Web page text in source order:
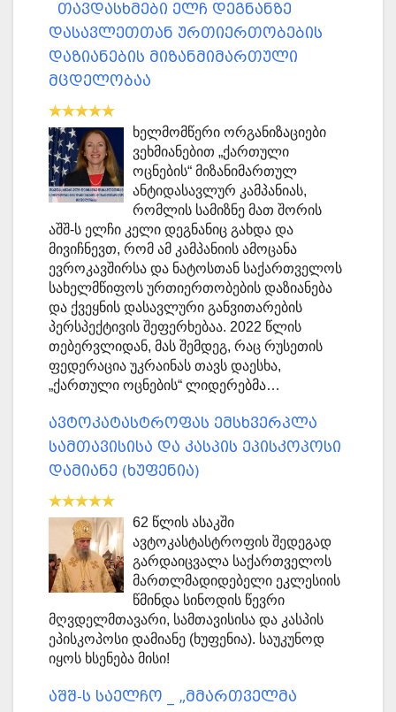
თავდასხმები ელჩ დეგნანზე
დასავლეთთან ურთიერთობების
დაზიანების მიზანმიმართული
მცდელობაა
ხელმომწერი ორგანიზაციები
ვეხმიანებით „ქართული
ოცნების“ მიზანიმართულ
ანტიდასავლურ კამპანიას,
რომლის სამიზნე მათ შორის
აშშ-ს ელჩი კელი დეგნანიც გახდა და
მივიჩნევთ, რომ ამ კამპანიის ამოცანა
ევროკავშირსა და ნატოსთან საქართველოს
სახელმწიფოს ურთიერთობების დაზიანება
და ქვეყნის დასავლური განვითარების
პერსპექტივის შეფერხებაა. 2022 წლის
თებერვლიდან, მას შემდეგ, რაც რუსეთის
ფედერაცია უკრაინას თავს დაესხა,
„ქართული ოცნების“ ლიდერებმა…
ავტოკატასტროფას ემსხვერპლა
სამთავისისა და კასპის ეპისკოპოსი
დამიანე (ხუფენია)
62 წლის ასაკში
ავტოკასტასტროფის შედეგად
გარდაიცვალა საქართველოს
მართლმადიდებელი ეკლესიის
წმინდა სინოდის წევრი
მღვდელმთავარი, სამთავისისა და კასპის
ეპისკოპოსი დამიანე (ხუფენია). საუკუნოდ
იყოს ხსენება მისი!
აშშ-ს საელჩო _ „მმართველმა